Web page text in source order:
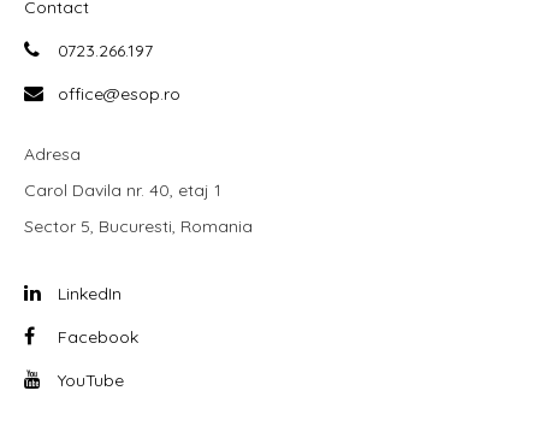
Contact
0723.266.197
office@esop.ro
Adresa
Carol Davila nr. 40, etaj 1
Sector 5, Bucuresti, Romania
LinkedIn
Facebook
YouTube